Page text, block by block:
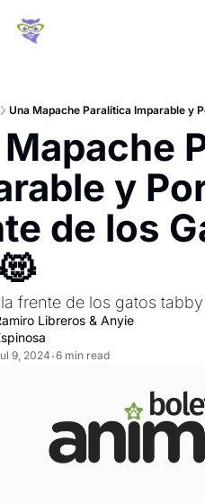
Una Mapache Paralítica Imparable y
y
de los
frente de los gatos
Libreros & Anyie
9, 2024 •6 min read